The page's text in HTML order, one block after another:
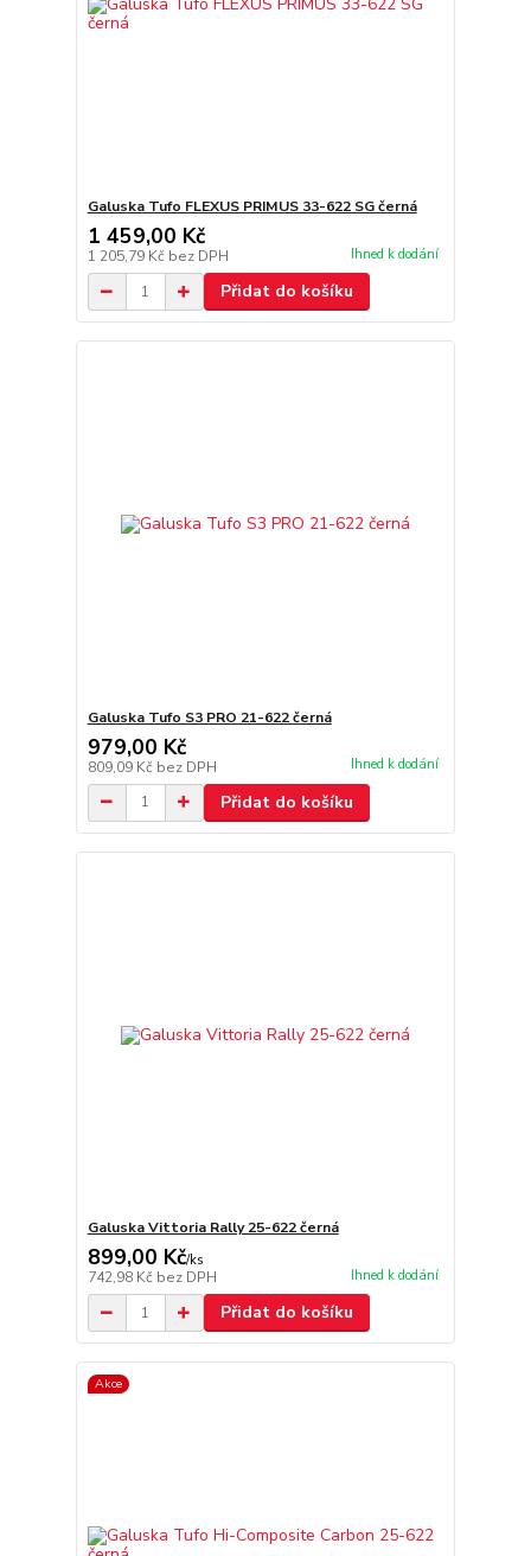
Galuska Tufo FLEXUS PRIMUS 33-622 SG černá
1 459,00 Kč
1 205,79 Kč bez DPH Ihned k dodání
Přidat do košíku
Galuska Tufo S3 PRO 21-622 černá
979,00 Kč
809,09 Kč bez DPH Ihned k dodání
Přidat do košíku
Galuska Vittoria Rally 25-622 černá
899,00 Kč/ks
742,98 Kč bez DPH Ihned k dodání
Přidat do košíku
Akce